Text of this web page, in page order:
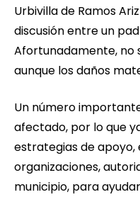
Urbivilla de Ramos
discusión entre un
Afortunadamente, no
aunque los daños
Un número
afectado, por lo que
estrategias de
organizaciones,
municipio, para